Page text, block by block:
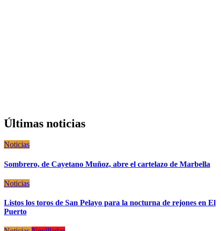
Últimas noticias
Noticias
Sombrero, de Cayetano Muñoz, abre el cartelazo de Marbella
Noticias
Listos los toros de San Pelayo para la nocturna de rejones en El
Puerto